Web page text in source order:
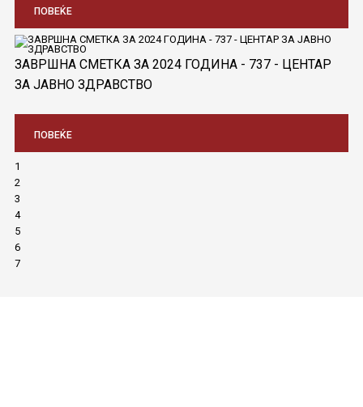
ПОВЕЌЕ
ЗАВРШНА СМЕТКА ЗА 2024 ГОДИНА - 737 - ЦЕНТАР
ЗА ЈАВНО ЗДРАВСТВО
ПОВЕЌЕ
1
2
3
4
5
6
7